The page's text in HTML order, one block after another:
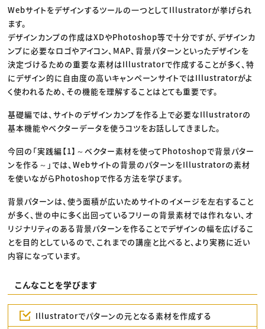
Webサイトをデザインするツールの一つとしてIllustratorが挙げられ
ます。
デザインカンプの作成はXDやPhotoshop等で十分ですが、デザインカ
ンプに必要なロゴやアイコン、MAP、背景パターンといったデザインを
決定づけるための重要な素材はIllustratorで作成することが多く、特
にデザイン的に自由度の高いキャンペーンサイトではIllustratorがよ
く使われるため、その機能を理解することはとても重要です。
基礎編では、サイトのデザインカンプを作る上で必要なIllustratorの
基本機能やベクターデータを使うコツをお話ししてきました。
今回の「実践編【1】～ベクター素材を使ってPhotoshopで背景パター
ンを作る～」では、Webサイトの背景のパターンをIllustratorの素材
を使いながらPhotoshopで作る方法を学びます。
背景パターンは、使う面積が広いためサイトのイメージを左右すること
が多く、世の中に多く出回っているフリーの背景素材では作れない、オ
リジナリティのある背景パターンを作ることでデザインの幅を広げるこ
とを目的としているので、これまでの講座と比べると、より実務に近い
内容になっています。
こんなことを学びます
Illustratorでパターンの元となる素材を作成する